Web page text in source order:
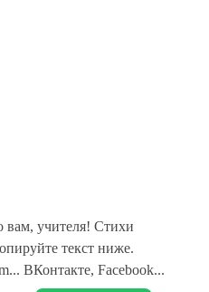
учителя! Стихи
текст ниже.
ВКонтакте, Facebook...